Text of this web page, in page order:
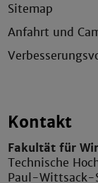
Sitemap
Anfahrt und
Kontakt
Fakultät für
Technische
Paul-Wittsack-